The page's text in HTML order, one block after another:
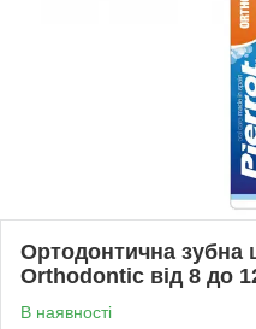
Ортодонтична зубна
Orthodontic від 8 до
В наявності